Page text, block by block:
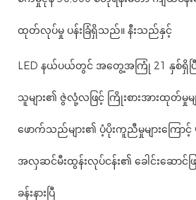
ထုတ်လုပ်မှု ပန်းခြံရှိသည်။ နီးသည်နှင့်
LED နယ်ပယ်တွင် အတွေ့အကြုံ 21 နှစ်ရှိပြီ
သူများ၏ ဇွဲလုံ့လဖြင့် ကြိုးစားအားထုတ်မှုမ
ဖောက်သည်များ၏ ပံ့ပိုးကူညီမှုများကြော
အလှဆင်မီးထွန်းလုပ်ငန်း၏ ခေါင်းဆောင်
ခန်းနားပြီ